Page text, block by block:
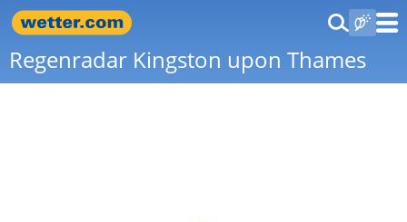
Regenradar Kingston upon Thames